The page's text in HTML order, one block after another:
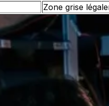
Zone grise